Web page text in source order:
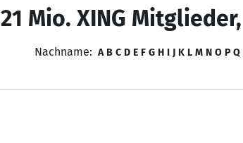
21 Mio. XING
Nachname: A B C D E F G H I J K L M N O P Q